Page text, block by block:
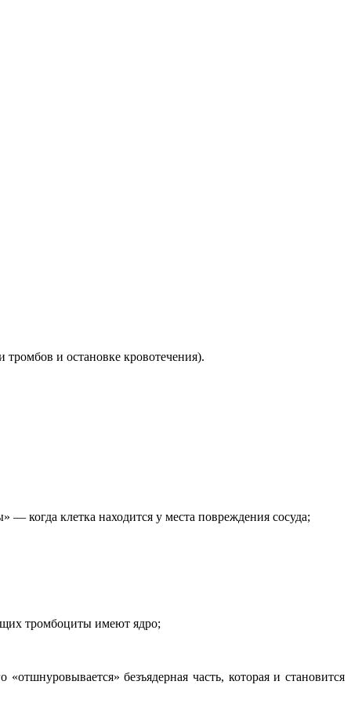
и остановке кровотечения).
когда клетка находится у места повреждения сосуда;
тромбоциты имеют ядро;
безъядерная часть, которая и становится